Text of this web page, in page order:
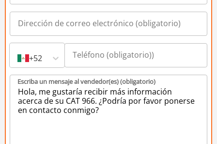
+52
Escriba un mensaje al vendedor(es) (obligatorio)